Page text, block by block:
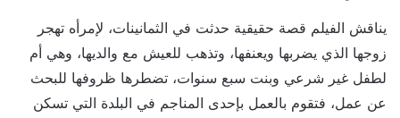
يناقش الفيلم قصة حقيقية حدثت في الثمانينات، لإمرأه تهجر
زوجها الذي يضربها ويعنفها، وتذهب للعيش مع والديها، وهي أم
لطفل غير شرعي وبنت سبع سنوات، تضطرها ظروفها للبحث
عن عمل، فتقوم بالعمل بإحدى المناجم في البلدة التي تسكن